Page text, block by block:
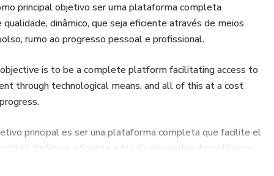
principal objetivo ser uma plataforma completa
dinâmico, que seja eficiente através de meios
rumo ao progresso pessoal e profissional.
is to be a complete platform facilitating access to
through technological means, and all of this at a cost
principal es ser una plataforma completa que facilite el
dinámica, eficiente a través de medios tecnológicos,